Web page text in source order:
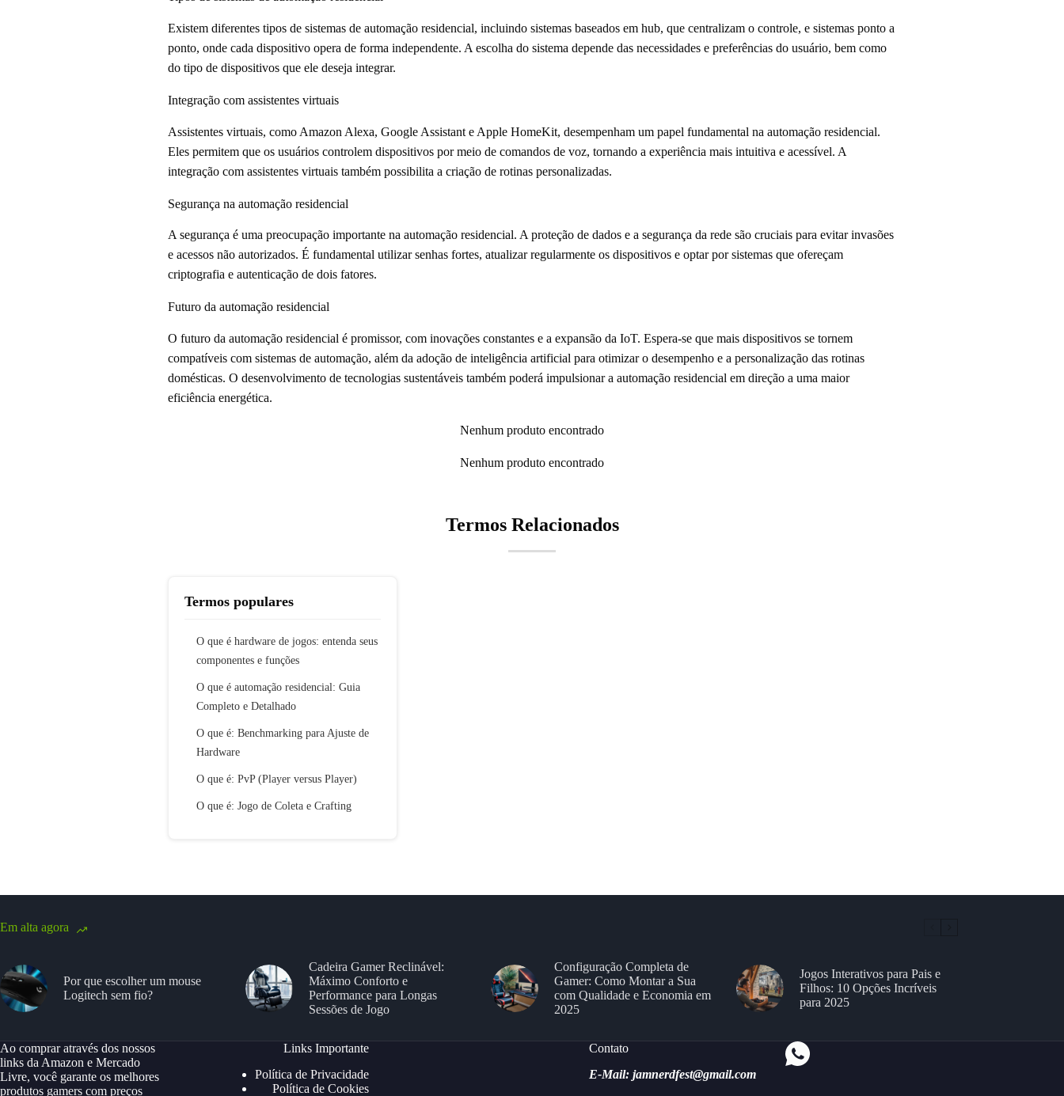
Existem diferentes tipos de sistemas de automação residencial, incluindo sistemas baseados em hub, que centralizam o controle, e sistemas ponto a
ponto, onde cada dispositivo opera de forma independente. A escolha do sistema depende das necessidades e preferências do usuário, bem como
do tipo de dispositivos que ele deseja integrar.
Integração com assistentes virtuais
Assistentes virtuais, como Amazon Alexa, Google Assistant e Apple HomeKit, desempenham um papel fundamental na automação residencial.
Eles permitem que os usuários controlem dispositivos por meio de comandos de voz, tornando a experiência mais intuitiva e acessível. A
integração com assistentes virtuais também possibilita a criação de rotinas personalizadas.
Segurança na automação residencial
A segurança é uma preocupação importante na automação residencial. A proteção de dados e a segurança da rede são cruciais para evitar invasões
e acessos não autorizados. É fundamental utilizar senhas fortes, atualizar regularmente os dispositivos e optar por sistemas que ofereçam
criptografia e autenticação de dois fatores.
Futuro da automação residencial
O futuro da automação residencial é promissor, com inovações constantes e a expansão da IoT. Espera-se que mais dispositivos se tornem
compatíveis com sistemas de automação, além da adoção de inteligência artificial para otimizar o desempenho e a personalização das rotinas
domésticas. O desenvolvimento de tecnologias sustentáveis também poderá impulsionar a automação residencial em direção a uma maior
eficiência energética.
Nenhum produto encontrado
Nenhum produto encontrado
Termos Relacionados
Termos populares
O que é hardware de jogos: entenda seus
componentes e funções
O que é automação residencial: Guia
Completo e Detalhado
O que é: Benchmarking para Ajuste de
Hardware
O que é: PvP (Player versus Player)
O que é: Jogo de Coleta e Crafting
Em alta agora
Por que escolher um mouse
Logitech sem fio?
Cadeira Gamer Reclinável:
Máximo Conforto e
Performance para Longas
Sessões de Jogo
Configuração Completa de
Gamer: Como Montar a Sua
com Qualidade e Economia em
2025
Jogos Interativos para Pais e
Filhos: 10 Opções Incríveis
para 2025
Ao comprar através dos nossos
links da Amazon e Mercado
Livre, você garante os melhores
produtos gamers com preços
Links Importante
Política de Privacidade
Política de Cookies
Contato
E-Mail: jamnerdfest@gmail.com